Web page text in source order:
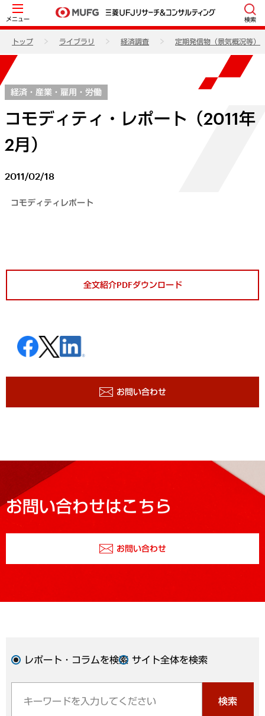
メニュー 検索
トップ ライブラリ 経済調査 定期発信物（景気概況等）
経済・産業・雇用・労働
コモディティ・レポート（2011年
2月）
2011/02/18
コモディティレポート
全文紹介PDFダウンロード
お問い合わせ
お問い合わせはこちら
お問い合わせ
レポート・コラムを検索 サイト全体を検索
検索